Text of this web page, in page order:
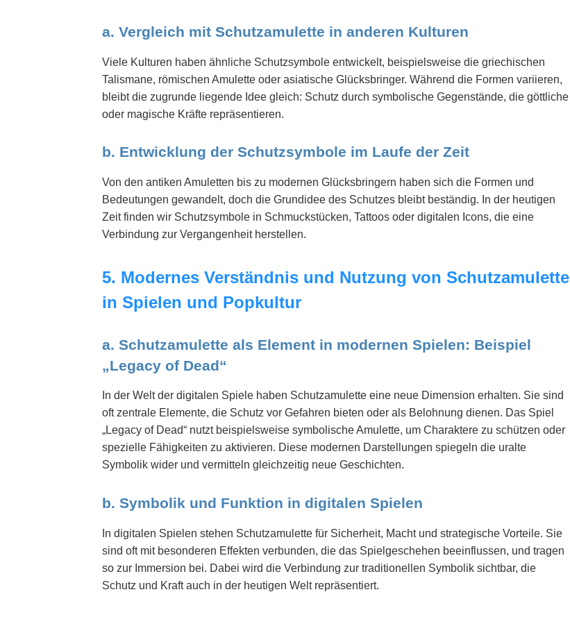
a. Vergleich mit Schutzamulette in anderen Kulturen
Viele Kulturen haben ähnliche Schutzsymbole entwickelt, beispielsweise die griechischen
Talismane, römischen Amulette oder asiatische Glücksbringer. Während die Formen variieren,
bleibt die zugrunde liegende Idee gleich: Schutz durch symbolische Gegenstände, die göttliche
oder magische Kräfte repräsentieren.
b. Entwicklung der Schutzsymbole im Laufe der Zeit
Von den antiken Amuletten bis zu modernen Glücksbringern haben sich die Formen und
Bedeutungen gewandelt, doch die Grundidee des Schutzes bleibt beständig. In der heutigen
Zeit finden wir Schutzsymbole in Schmuckstücken, Tattoos oder digitalen Icons, die eine
Verbindung zur Vergangenheit herstellen.
5. Modernes Verständnis und Nutzung von Schutzamulette
in Spielen und Popkultur
a. Schutzamulette als Element in modernen Spielen: Beispiel
„Legacy of Dead“
In der Welt der digitalen Spiele haben Schutzamulette eine neue Dimension erhalten. Sie sind
oft zentrale Elemente, die Schutz vor Gefahren bieten oder als Belohnung dienen. Das Spiel
„Legacy of Dead“ nutzt beispielsweise symbolische Amulette, um Charaktere zu schützen oder
spezielle Fähigkeiten zu aktivieren. Diese modernen Darstellungen spiegeln die uralte
Symbolik wider und vermitteln gleichzeitig neue Geschichten.
b. Symbolik und Funktion in digitalen Spielen
In digitalen Spielen stehen Schutzamulette für Sicherheit, Macht und strategische Vorteile. Sie
sind oft mit besonderen Effekten verbunden, die das Spielgeschehen beeinflussen, und tragen
so zur Immersion bei. Dabei wird die Verbindung zur traditionellen Symbolik sichtbar, die
Schutz und Kraft auch in der heutigen Welt repräsentiert.